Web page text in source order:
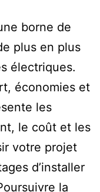
borne de
plus en plus
électriques.
économies et
les
le coût et les
votre projet
d’installer
la